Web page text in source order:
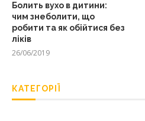
Болить вухо в дитини:
чим знеболити, що
робити та як обійтися без
ліків
26/06/2019
КАТЕГОРІЇ